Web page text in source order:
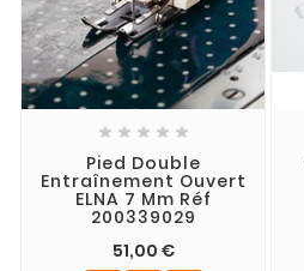
    
Pied Double
Entraînement Ouvert
ELNA 7 Mm Réf
200339029
51,00 €